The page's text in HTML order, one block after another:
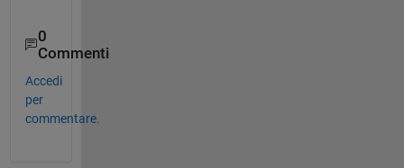
0
Commenti
Accedi
per
commentare.